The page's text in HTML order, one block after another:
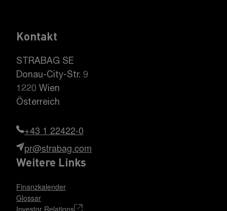
Kontakt
STRABAG SE
Donau-City-Str. 9
1220 Wien
Österreich
+43 1 22422-0
pr@strabag.com
Weitere Links
Finanzkalender
Glossar
Investor Relations